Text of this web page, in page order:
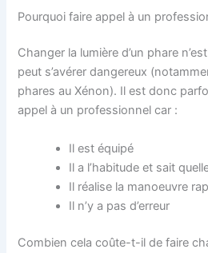
Pourquoi faire appel à un
Changer la lumière d’un phare
peut s’avérer dangereux
phares au Xénon). Il est donc
appel à un professionnel car :
Il est équipé
Il a l’habitude et sait
Il réalise la manoeuvre
Il n’y a pas d’erreur
Combien cela coûte-t-il de faire